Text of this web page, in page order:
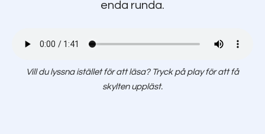
enda runda.
Vill du lyssna istället för att läsa? Tryck på play för att få
skylten uppläst.